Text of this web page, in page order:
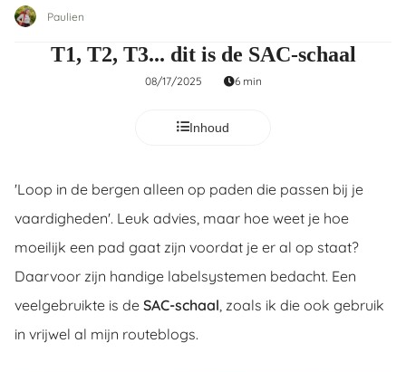
Paulien
T1, T2, T3... dit is de SAC-schaal
08/17/2025 6 min
Inhoud
'Loop in de bergen alleen op paden die passen bij je
vaardigheden'. Leuk advies, maar hoe weet je hoe
moeilijk een pad gaat zijn voordat je er al op staat?
Daarvoor zijn handige labelsystemen bedacht. Een
veelgebruikte is de SAC-schaal, zoals ik die ook gebruik
in vrijwel al mijn routeblogs.
zijn
om
niet
worden